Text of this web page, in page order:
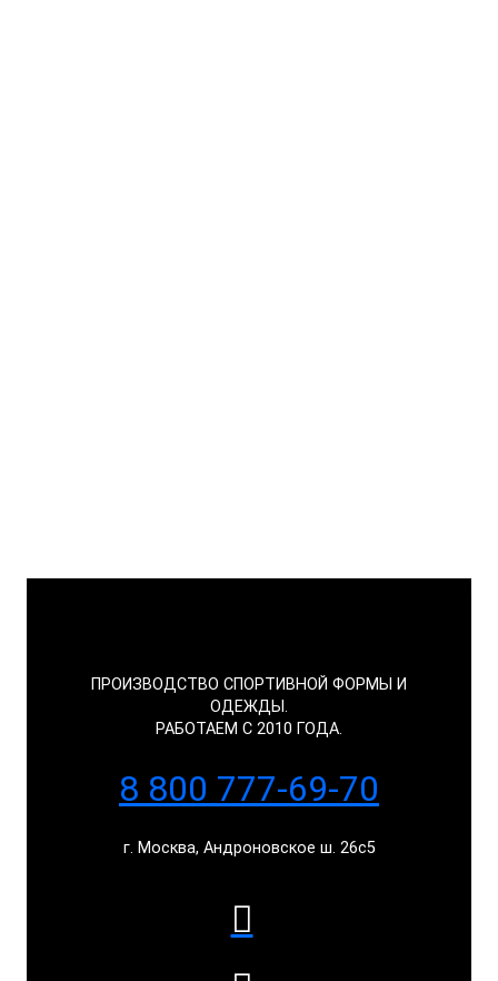
ПРОИЗВОДСТВО СПОРТИВНОЙ ФОРМЫ И
ОДЕЖДЫ.
РАБОТАЕМ С 2010 ГОДА.
8 800 777-69-70
г. Москва, Андроновское ш. 26с5